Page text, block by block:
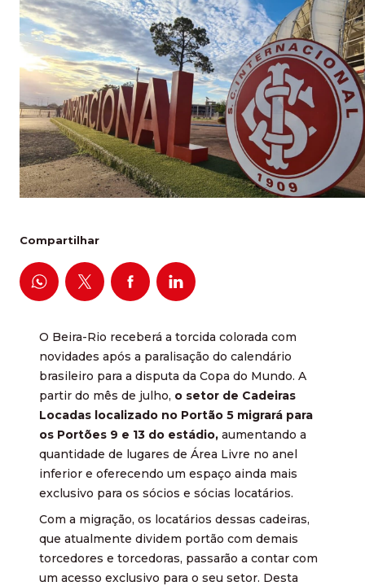
Compartilhar
O Beira-Rio receberá a torcida colorada com
novidades após a paralisação do calendário
brasileiro para a disputa da Copa do Mundo. A
partir do mês de julho, o setor de Cadeiras
Locadas localizado no Portão 5 migrará para
os Portões 9 e 13 do estádio, aumentando a
quantidade de lugares de Área Livre no anel
inferior e oferecendo um espaço ainda mais
exclusivo para os sócios e sócias locatários.
Com a migração, os locatários dessas cadeiras,
que atualmente dividem portão com demais
torcedores e torcedoras, passarão a contar com
um acesso exclusivo para o seu setor. Desta